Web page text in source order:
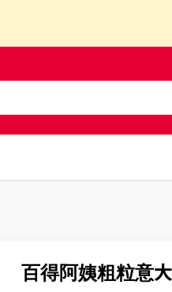
百得阿姨粗粒意